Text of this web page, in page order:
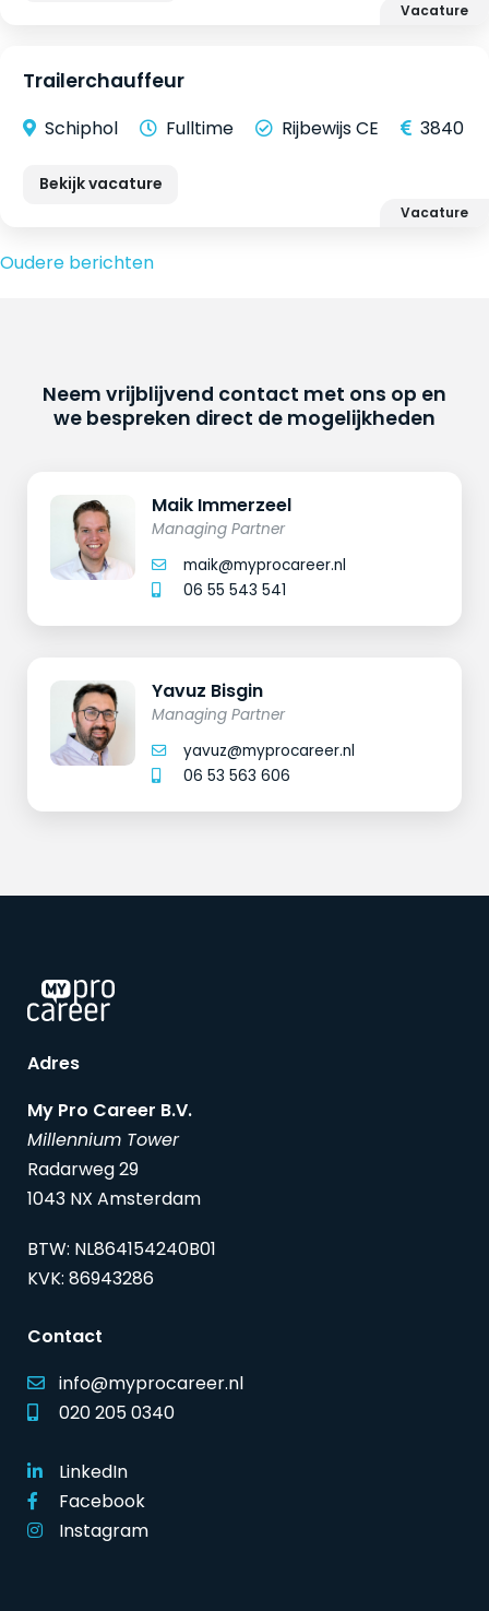
Vacature
Trailerchauffeur
Schiphol Fulltime Rijbewijs CE 3840
Bekijk vacature
Vacature
Berichtennavigatie
Oudere berichten
Neem vrijblijvend contact met ons op en
we bespreken direct de mogelijkheden
Maik Immerzeel
Managing Partner
maik@myprocareer.nl
06 55 543 541
Yavuz Bisgin
Managing Partner
yavuz@myprocareer.nl
06 53 563 606
Adres
My Pro Career B.V.
Millennium Tower
Radarweg 29
1043 NX Amsterdam
BTW: NL864154240B01
KVK: 86943286
Contact
info@myprocareer.nl
020 205 0340
LinkedIn
Facebook
Instagram